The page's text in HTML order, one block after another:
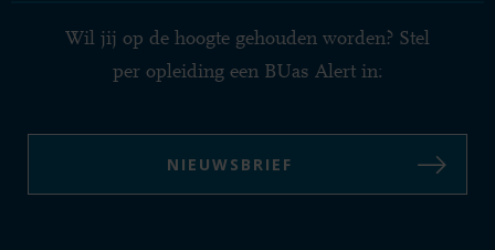
Wil jij op de hoogte gehouden worden? Stel
per opleiding een BUas Alert in:
NIEUWSBRIEF